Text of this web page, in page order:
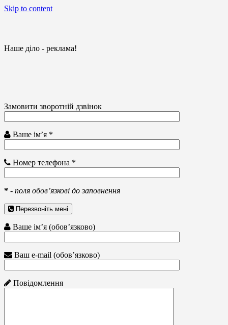
Skip to content
Наше діло - реклама!
Замовити зворотній дзвінок
Ваше ім’я *
Номер телефона *
* - поля обов’язкові до заповнення
Перезвоніть мені
Ваше ім’я (обов’язково)
Ваш e-mail (обов’язково)
Повідомлення